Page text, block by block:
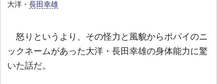
大洋・ 長田幸雄
怒りというより、その怪力と風貌からポパイのニ
ックネームがあった大洋・長田幸雄の身体能力に驚
いた話だ。